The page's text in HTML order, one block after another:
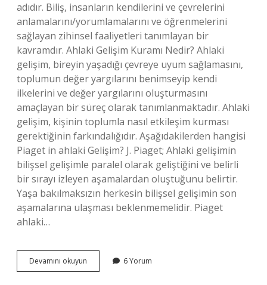
adıdır. Biliş, insanların kendilerini ve çevrelerini
anlamalarını/yorumlamalarını ve öğrenmelerini
sağlayan zihinsel faaliyetleri tanımlayan bir
kavramdır. Ahlaki Gelişim Kuramı Nedir? Ahlaki
gelişim, bireyin yaşadığı çevreye uyum sağlamasını,
toplumun değer yargılarını benimseyip kendi
ilkelerini ve değer yargılarını oluşturmasını
amaçlayan bir süreç olarak tanımlanmaktadır. Ahlaki
gelişim, kişinin toplumla nasıl etkileşim kurması
gerektiğinin farkındalığıdır. Aşağıdakilerden hangisi
Piaget in ahlaki Gelişim? J. Piaget; Ahlaki gelişimin
bilişsel gelişimle paralel olarak geliştiğini ve belirli
bir sırayı izleyen aşamalardan oluştuğunu belirtir.
Yaşa bakılmaksızın herkesin bilişsel gelişimin son
aşamalarına ulaşması beklenmemelidir. Piaget
ahlaki…
Devamını okuyun
In
6 Yorum